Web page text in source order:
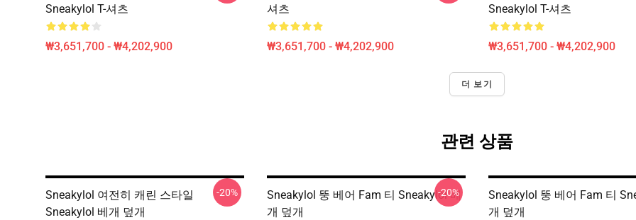
Sneakylol T-셔츠
₩3,651,700 - ₩4,202,900
셔츠
₩3,651,700 - ₩4,202,900
Sneakylol T-셔츠
₩3,651,700 - ₩4,202,900
더 보기
관련 상품
Sneakylol 여전히 캐린 스타일
Sneakylol 베개 덮개
-20%
Sneakylol 뚱 베어 Fam 티 Sneakylol 베
개 덮개
-20%
Sneakylol 뚱 베어 Fam 티
개 덮개